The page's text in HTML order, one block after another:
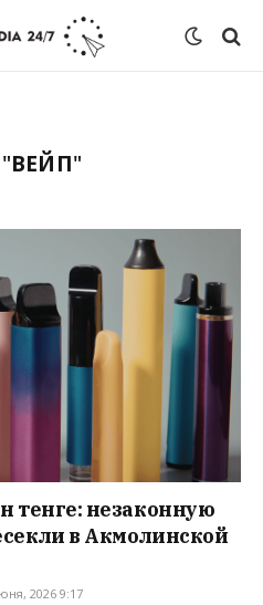
ВЕЙП"
тенге: незаконную
в Акмолинской
2026 9:17